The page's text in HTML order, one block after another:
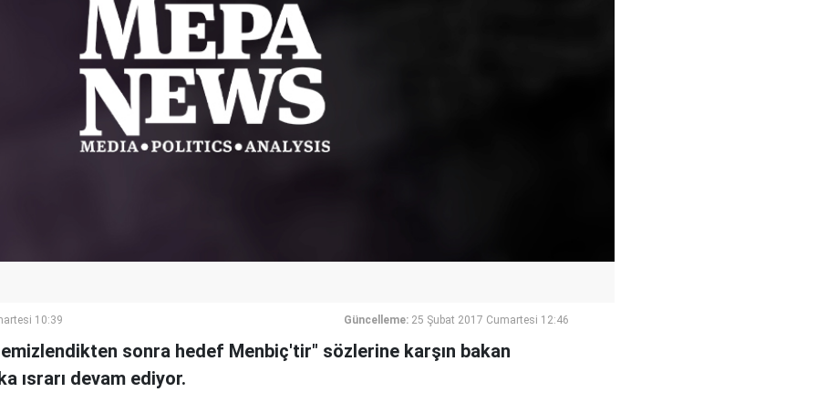
10:39 Güncelleme: 25 Şubat 2017 Cumartesi 12:46
sonra hedef Menbiç'tir" sözlerine karşın bakan
ısrarı devam ediyor.